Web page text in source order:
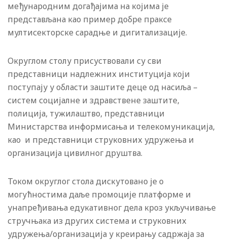
међународним догађајима на којима је
представљана као пример добре праксе
мултисекторске сарадње и дигитализације.
Округлом столу присуствовали су сви
представници надлежних институција који
поступају у области заштите деце од насиља –
систем социјалне и здравствене заштите,
полиција, тужилаштво, представници
Министарства информисања и телекомуникација,
као и представници струковних удружења и
организација цивилног друштва.
Током округлог стола дискутовано је о
могућностима даље промоције платформе и
унапређивања едукативног дела кроз укључивање
стручњака из других система и струковних
удружења/организација у креирању садржаја за